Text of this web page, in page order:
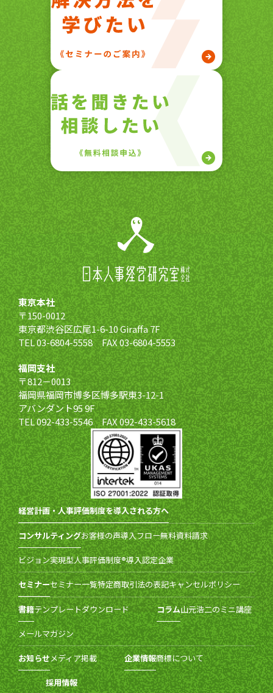
東京本社
〒150-0012
東京都渋谷区広尾1-6-10 Giraffa 7F
TEL 03-6804-5558 FAX 03-6804-5553
福岡支社
〒812－0013
福岡県福岡市博多区博多駅東3-12-1
アバンダント95 9F
TEL 092-433-5546 FAX 092-433-5618
経営計画・人事評価制度を導入される方へ
コンサルティングお客様の声導入フロー無料資料請求
ビジョン実現型人事評価制度®導入認定企業
セミナーセミナー一覧特定商取引法の表記キャンセルポリシー
書籍テンプレートダウンロード コラム山元浩二のミニ講座
メールマガジン
お知らせメディア掲載 企業情報商標について
採用情報